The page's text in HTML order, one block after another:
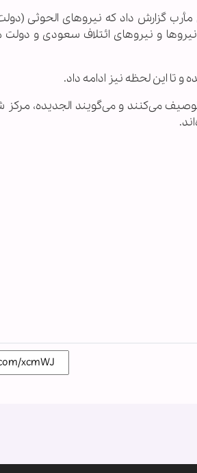
گزارش داد که نیروهای الحوثی
و نیروهای ائتلاف سعودی و
تا این لحظه نیز ادامه داد.
می‌کنند و می‌گویند الجدیده، مرکز